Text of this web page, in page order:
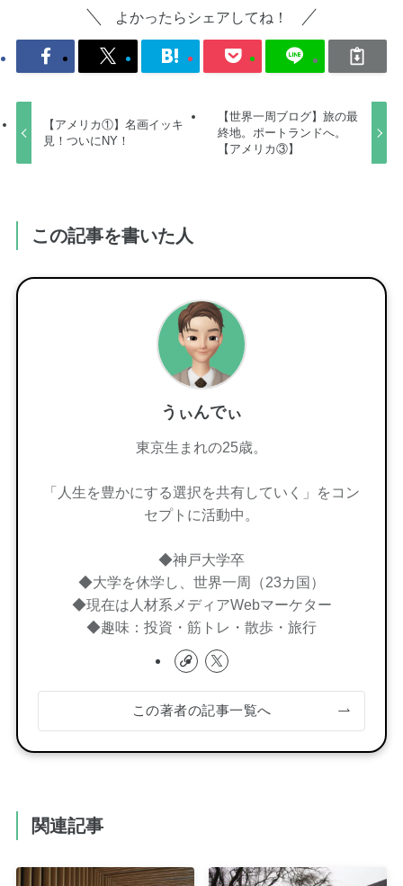
よかったらシェアしてね！
【アメリカ①】名画イッキ
見！ついにNY！
【世界一周ブログ】旅の最
終地。ポートランドへ。
【アメリカ③】
この記事を書いた人
うぃんでぃ
東京生まれの25歳。
「人生を豊かにする選択を共有していく」をコン
セプトに活動中。
◆神戸大学卒
◆大学を休学し、世界一周（23カ国）
◆現在は人材系メディアWebマーケター
◆趣味：投資・筋トレ・散歩・旅行
この著者の記事一覧へ
関連記事